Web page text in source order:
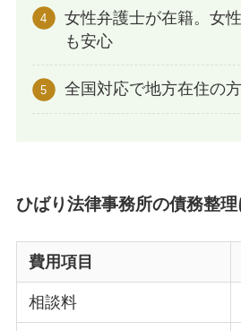
女性弁護士が在籍。女
も安心
全国対応で地方在住の
ひばり法律事務所の債務整理
費用項目
相談料